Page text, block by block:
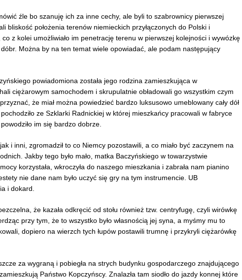
źle bo szanuję ich za inne cechy, ale byli to szabrownicy pierwszej
bliskość położenia terenów niemieckich przyłączonych do Polski i
z kolei umożliwiało im penetrację terenu w pierwszej kolejności i wywózkę
Można by na ten temat wiele opowiadać, ale podam następujący
powiadomiona została jego rodzina zamieszkująca w
ciężarowym samochodem i skrupulatnie obładowali go wszystkim czym
że miał można powiedzieć bardzo luksusowo umeblowany cały dół
ze Szklarki Radnickiej w której mieszkańcy pracowali w fabryce
im się bardzo dobrze.
i inni, zgromadził to co Niemcy pozostawili, a co miało być zaczynem na
Jakby tego było mało, matka Baczyńskiego w towarzystwie
korzystała, wkroczyła do naszego mieszkania i zabrała nam pianino
nie dane nam było uczyć się gry na tym instrumencie. UB
i dokard.
że kazała odkręcić od stołu również tzw. centryfugę, czyli wirówkę
przy tym, że to wszystko było własnością jej syna, a myśmy mu to
dopiero na wierzch tych łupów postawili trumnę i przykryli ciężarówkę
za wygraną i pobiegła na strych budynku gospodarczego znajdującego
Państwo Kopczyńscy. Znalazła tam siodło do jazdy konnej które